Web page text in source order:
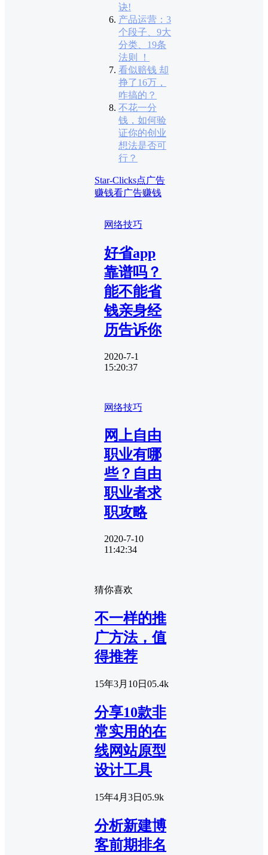
诀!
产品运营：3
个段子、9大
分类、19条
法则 ！
看似赔钱 却
挣了16万，
咋搞的？
不花一分
钱，如何验
证你的创业
想法是否可
行？
Star-Clicks点广告
赚钱看广告赚钱
网络技巧
好省app
靠谱吗？
能不能省
钱亲身经
历告诉你
2020-7-1
15:20:37
网络技巧
网上自由
职业有哪
些？自由
职业者求
职攻略
2020-7-10
11:42:34
猜你喜欢
不一样的推
广方法，值
得推荐
15年3月10日 05.4k
分享10款非
常实用的在
线网站原型
设计工具
15年4月3日 05.9k
分析新建博
客前期排名